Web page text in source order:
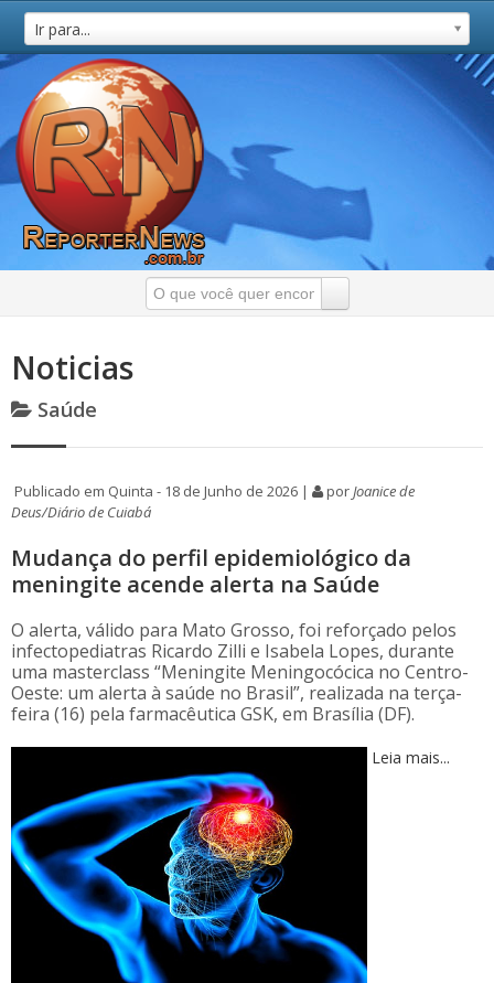
Ir para...
Noticias
Saúde
Publicado em Quinta - 18 de Junho de 2026 | porJoanice de
Deus/Diário de Cuiabá
Mudança do perfil epidemiológico da
meningite acende alerta na Saúde
O alerta, válido para Mato Grosso, foi reforçado pelos
infectopediatras Ricardo Zilli e Isabela Lopes, durante
uma masterclass “Meningite Meningocócica no Centro-
Oeste: um alerta à saúde no Brasil”, realizada na terça-
feira (16) pela farmacêutica GSK, em Brasília (DF).
Leia mais...